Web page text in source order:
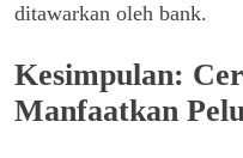
ditawarkan oleh bank.
Kesimpulan:
Manfaatkan